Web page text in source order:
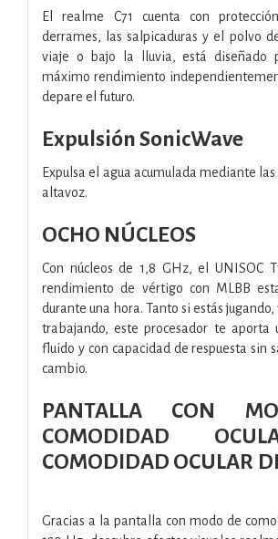
El realme C71 cuenta con
derrames, las salpicaduras y el polvo
viaje o bajo la lluvia, está diseñado
máximo rendimiento
depare el futuro.
Expulsión SonicWave
Expulsa el agua acumulada mediante
altavoz.
OCHO NÚCLEOS
Con núcleos de 1,8 GHz, el UNISOC
rendimiento de vértigo con MLBB
durante una hora. Tanto si estás
trabajando, este procesador te aporta
fluido y con capacidad de respuesta sin
cambio.
PANTALLA CON
COMODIDAD
COMODIDAD OCULAR
Gracias a la pantalla con modo de